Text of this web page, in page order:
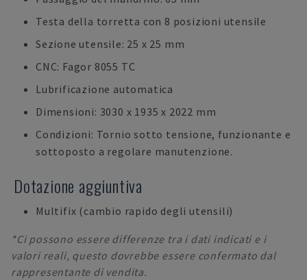
Testa della torretta con 8 posizioni utensile
Sezione utensile: 25 x 25 mm
CNC: Fagor 8055 TC
Lubrificazione automatica
Dimensioni: 3030 x 1935 x 2022 mm
Condizioni: Tornio sotto tensione, funzionante e
sottoposto a regolare manutenzione.
Dotazione aggiuntiva
Multifix (cambio rapido degli utensili)
*Ci possono essere differenze tra i dati indicati e i
valori reali, questo dovrebbe essere confermato dal
rappresentante di vendita.